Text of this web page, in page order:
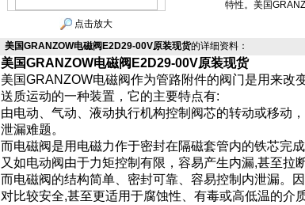
点击放大
特性。美国
美国GRANZOW电磁阀E2D29-00V原装现货的详细资料：
美国GRANZOW电磁阀E2D29-00V原装现货
美国GRANZOW电磁阀作为管路附件的阀门是用来改
送质运动的一种装置，它的主要特点有:
由电动、气动、液动执行机构控制阀芯的转动或移动
泄漏难题。
而电磁阀是用电磁力作于密封在隔磁套管内的铁芯完
又如电动阀由于力矩控制有限，容易产生内漏,甚至拉
而电磁阀的结构简单、密封可靠、容易控制内泄漏。
对比较安全,甚至更适用于腐蚀性、有毒或高低温的介质